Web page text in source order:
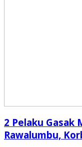
2 Pelaku Gasak
Rawalumbu,